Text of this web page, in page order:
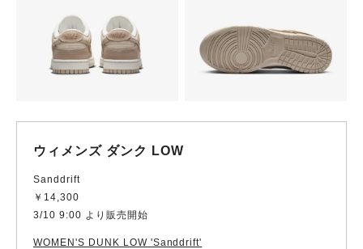
ウィメンズ ダンク LOW
Sanddrift
￥14,300
3/10 9:00 より販売開始
WOMEN'S DUNK LOW 'Sanddrift'